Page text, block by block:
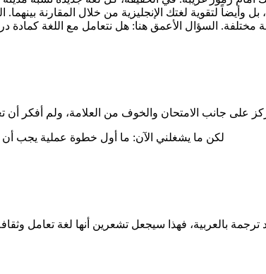
لتقوية لغتك الإنجليزية من خلال المقارنة
مختلفة. السؤال الأعمق هنا: هل نتعامل مع اللغة كمادة
لكن ما يشغلني الآن: ما أول خطوة عملية يجب أن
ترجمة بالعربية، فهذا سيجعل تشعرين أنها لغة تعامل